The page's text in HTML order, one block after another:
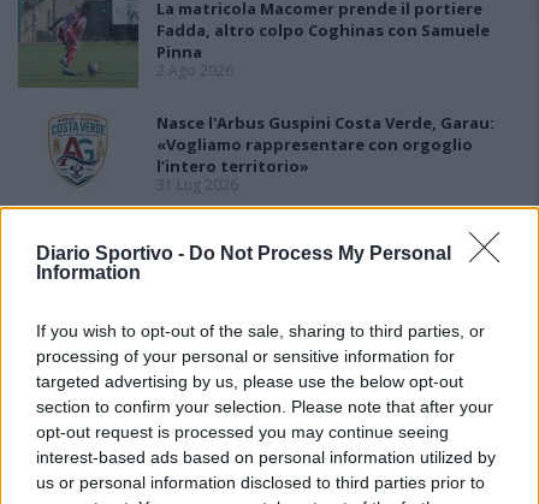
Diario Sportivo - Do Not Process My Personal
Information
If you wish to opt-out of the sale, sharing to third parties, or
processing of your personal or sensitive information for
targeted advertising by us, please use the below opt-out
section to confirm your selection. Please note that after your
opt-out request is processed you may continue seeing
interest-based ads based on personal information utilized by
us or personal information disclosed to third parties prior to
La matricola Macomer prende il portiere
Fadda, altro colpo Coghinas con Samuele
Pinna
2 Ago 2026
Nasce l'Arbus Guspini Costa Verde, Garau:
«Vogliamo rappresentare con orgoglio
l’intero territorio»
31 Lug 2026
Il Sant'Elena si riprende il difensore Mancusi
28 Lug 2026